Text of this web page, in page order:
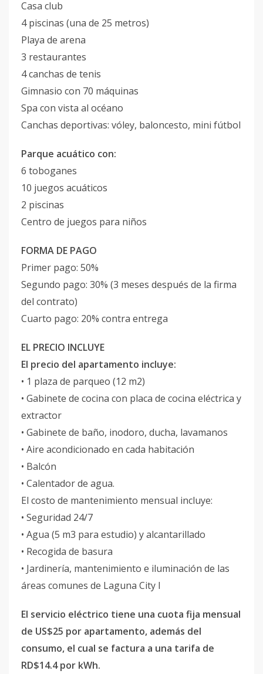
Casa club
4 piscinas (una de 25 metros)
Playa de arena
3 restaurantes
4 canchas de tenis
Gimnasio con 70 máquinas
Spa con vista al océano
Canchas deportivas: vóley, baloncesto, mini fútbol
Parque acuático con:
6 toboganes
10 juegos acuáticos
2 piscinas
Centro de juegos para niños
FORMA DE PAGO
Primer pago: 50%
Segundo pago: 30% (3 meses después de la firma
del contrato)
Cuarto pago: 20% contra entrega
EL PRECIO INCLUYE
El precio del apartamento incluye:
• 1 plaza de parqueo (12 m2)
• Gabinete de cocina con placa de cocina eléctrica y
extractor
• Gabinete de baño, inodoro, ducha, lavamanos
• Aire acondicionado en cada habitación
• Balcón
• Calentador de agua.
El costo de mantenimiento mensual incluye:
• Seguridad 24/7
• Agua (5 m3 para estudio) y alcantarillado
• Recogida de basura
• Jardinería, mantenimiento e iluminación de las
áreas comunes de Laguna City I
El servicio eléctrico tiene una cuota fija mensual
de US$25 por apartamento, además del
consumo, el cual se factura a una tarifa de
RD$14.4 por kWh.